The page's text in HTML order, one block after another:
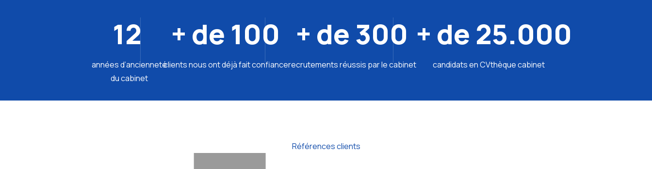
12
années d’ancienneté
du cabinet
+ de 100
clients nous ont déjà fait confiance
+ de 300
recrutements réussis par le cabinet
+ de 25.000
candidats en CVthèque cabinet
Références clients